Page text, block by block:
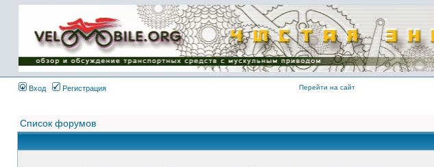
Вход Регистрация Перейти на сайт
Список форумов